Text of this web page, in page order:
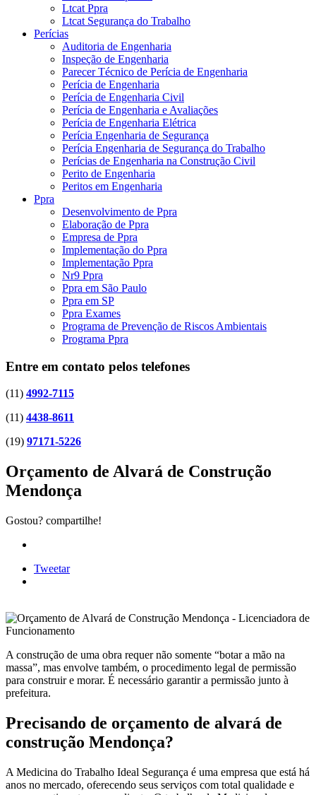
Ltcat Ppra
Ltcat Segurança do Trabalho
Perícias
Auditoria de Engenharia
Inspeção de Engenharia
Parecer Técnico de Perícia de Engenharia
Perícia de Engenharia
Perícia de Engenharia Civil
Perícia de Engenharia e Avaliações
Perícia de Engenharia Elétrica
Perícia Engenharia de Segurança
Perícia Engenharia de Segurança do Trabalho
Perícias de Engenharia na Construção Civil
Perito de Engenharia
Peritos em Engenharia
Ppra
Desenvolvimento de Ppra
Elaboração de Ppra
Empresa de Ppra
Implementação do Ppra
Implementação Ppra
Nr9 Ppra
Ppra em São Paulo
Ppra em SP
Ppra Exames
Programa de Prevenção de Riscos Ambientais
Programa Ppra
Entre em contato pelos telefones
(11) 4992-7115
(11) 4438-8611
(19) 97171-5226
Orçamento de Alvará de Construção
Mendonça
Gostou? compartilhe!
Tweetar
A construção de uma obra requer não somente “botar a mão na
massa”, mas envolve também, o procedimento legal de permissão
para construir e morar. É necessário garantir a permissão junto à
prefeitura.
Precisando de orçamento de alvará de
construção Mendonça?
A Medicina do Trabalho Ideal Segurança é uma empresa que está há
anos no mercado, oferecendo seus serviços com total qualidade e